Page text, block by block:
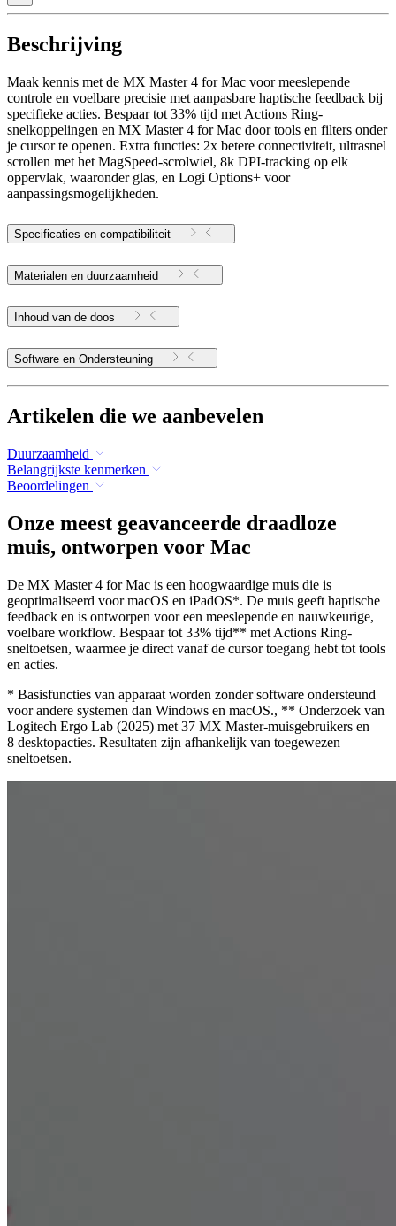
Beschrijving
Maak kennis met de MX Master 4 for Mac voor meeslepende
controle en voelbare precisie met aanpasbare haptische feedback bij
specifieke acties. Bespaar tot 33% tijd met Actions Ring-
snelkoppelingen en MX Master 4 for Mac door tools en filters onder
je cursor te openen. Extra functies: 2x betere connectiviteit, ultrasnel
scrollen met het MagSpeed-scrolwiel, 8k DPI-tracking op elk
oppervlak, waaronder glas, en Logi Options+ voor
aanpassingsmogelijkheden.
Specificaties en compatibiliteit
Materialen en duurzaamheid
Inhoud van de doos
Software en Ondersteuning
Artikelen die we aanbevelen
Duurzaamheid
Belangrijkste kenmerken
Beoordelingen
Onze meest geavanceerde draadloze
muis, ontworpen voor Mac
De MX Master 4 for Mac is een hoogwaardige muis die is
geoptimaliseerd voor macOS en iPadOS*. De muis geeft haptische
feedback en is ontworpen voor een meeslepende en nauwkeurige,
voelbare workflow. Bespaar tot 33% tijd** met Actions Ring-
sneltoetsen, waarmee je direct vanaf de cursor toegang hebt tot tools
en acties.
* Basisfuncties van apparaat worden zonder software ondersteund
voor andere systemen dan Windows en macOS., ** Onderzoek van
Logitech Ergo Lab (2025) met 37 MX Master-muisgebruikers en
8 desktopacties. Resultaten zijn afhankelijk van toegewezen
sneltoetsen.